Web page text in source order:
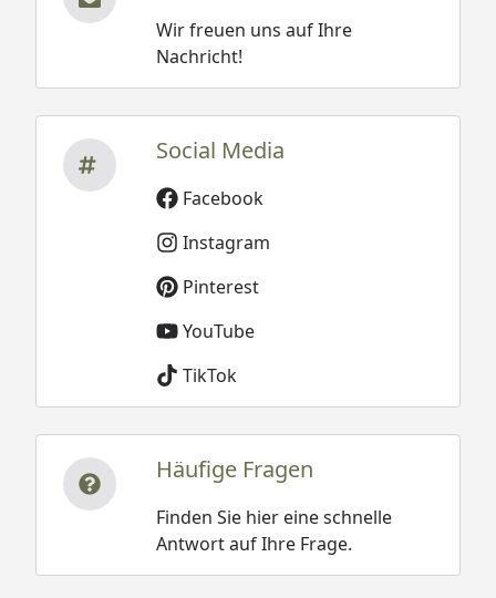
etc.
Infraworld Sauna Safir Complete
Montageanleitung
V4 - Montageanleitung
Infraworld Saunasteuerung Saunacontrol
A - Bedienungsanleitung
Infraworld Verdampferofen Hotline S7 -
Montageanleitung
A0 - Bedienungsanleitung
Infraworld Sauna Safir Complete
Technische Daten
Wir freuen uns auf Ihre
Nachricht!
Social Media
Facebook
Instagram
Pinterest
YouTube
TikTok
Häufige Fragen
Finden Sie hier eine schnelle
Antwort auf Ihre Frage.